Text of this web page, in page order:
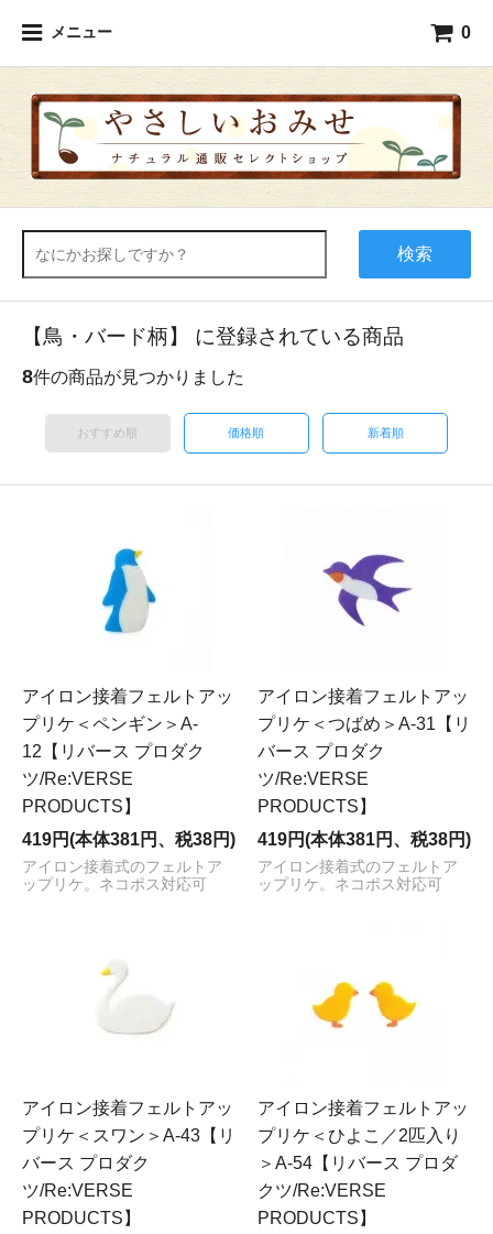
メニュー 0
検索
【鳥・バード柄】 に登録されている商品
8件の商品が見つかりました
おすすめ順 価格順 新着順
アイロン接着フェルトアッ
プリケ＜ペンギン＞A-
12【リバース プロダク
ツ/Re:VERSE
PRODUCTS】
419円(本体381円、税38円)
アイロン接着式のフェルトア
ップリケ。ネコポス対応可
アイロン接着フェルトアッ
プリケ＜つばめ＞A-31【リ
バース プロダク
ツ/Re:VERSE
PRODUCTS】
419円(本体381円、税38円)
アイロン接着式のフェルトア
ップリケ。ネコポス対応可
アイロン接着フェルトアッ
プリケ＜スワン＞A-43【リ
バース プロダク
ツ/Re:VERSE
PRODUCTS】
アイロン接着フェルトアッ
プリケ＜ひよこ／2匹入り
＞A-54【リバース プロダ
クツ/Re:VERSE
PRODUCTS】